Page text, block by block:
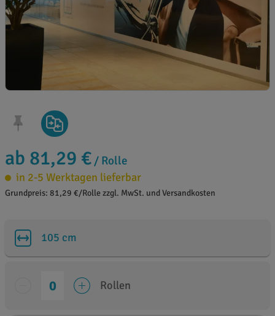
ab 81,29 € / Rolle
in 2-5 Werktagen lieferbar
Grundpreis: 81,29 €/Rolle zzgl. MwSt. und Versandkosten
105 cm
Rollen